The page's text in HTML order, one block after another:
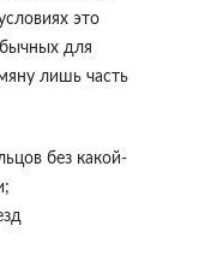
это
для
лишь часть
без какой-